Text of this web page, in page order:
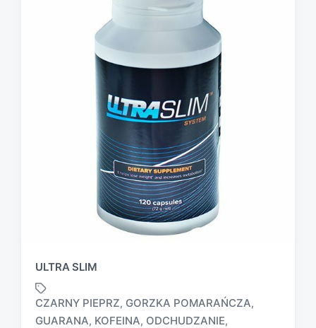
ULTRA SLIM
CZARNY PIEPRZ, GORZKA POMARAŃCZA,
GUARANA, KOFEINA, ODCHUDZANIE,